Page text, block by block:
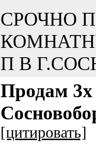
СРОЧНО
П В
Продам
[цитировать]